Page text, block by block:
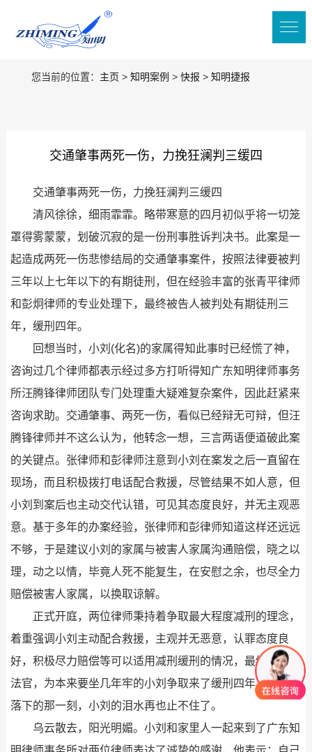
您当前的位置： 主页 > 知明案例 > 快报 > 知明捷报
交通肇事两死一伤，力挽狂澜判三缓四
交通肇事两死一伤，力挽狂澜判三缓四
清风徐徐，细雨霏霏。略带寒意的四月初似乎将一切笼
罩得雾蒙蒙，划破沉寂的是一份刑事胜诉判决书。此案是一
起造成两死一伤悲惨结局的交通肇事案件，按照法律要被判
三年以上七年以下的有期徒刑，但在经验丰富的张青平律师
和彭炯律师的专业处理下，最终被告人被判处有期徒刑三
年，缓刑四年。
回想当时，小刘(化名)的家属得知此事时已经慌了神，
咨询过几个律师都表示经过多方打听得知广东知明律师事务
所汪腾锋律师团队专门处理重大疑难复杂案件，因此赶紧来
咨询求助。交通肇事、两死一伤，看似已经辩无可辩，但汪
腾锋律师并不这么认为，他转念一想，三言两语便道破此案
的关键点。张律师和彭律师注意到小刘在案发之后一直留在
现场，而且积极拨打电话配合救援，尽管结果不如人意，但
小刘到案后也主动交代认错，可见其态度良好，并无主观恶
意。基于多年的办案经验，张律师和彭律师知道这样还远远
不够，于是建议小刘的家属与被害人家属沟通赔偿，晓之以
理，动之以情，毕竟人死不能复生，在安慰之余，也尽全力
赔偿被害人家属，以换取谅解。
正式开庭，两位律师秉持着争取最大程度减刑的理念，
着重强调小刘主动配合救援，主观并无恶意，认罪态度良
好，积极尽力赔偿等可以适用减刑缓刑的情况，最终说服了
法官，为本来要坐几年牢的小刘争取来了缓刑四年。在法槌
落下的那一刻，小刘的泪水再也止不住了。
乌云散去，阳光明媚。小刘和家里人一起来到了广东知